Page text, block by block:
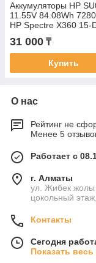
Аккумуляторы HP
11.55V 84.08Wh
HP Spectre X360 15-
батарея аккумулятор
original
31 000 ₸
Купить
О нас
Рейтинг не
Менее 5
Работает с
г. Алматы
ул. Жибек жолы
цокольный
Контакты
Сегодня
Показать